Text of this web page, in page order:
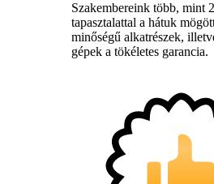
Szakembereink több, mint
tapasztalattal a hátuk
minőségű alkatrészek,
gépek a tökéletes garancia.